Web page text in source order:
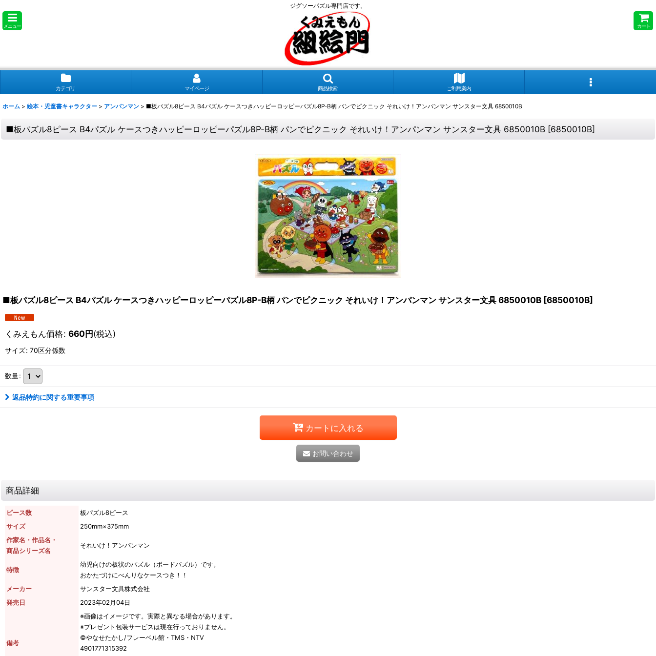
ジグソーパズル専門店です。
メニュー カート
カテゴリ マイページ 商品検索 ご利用案内
ホーム > 絵本・児童書キャラクター > アンパンマン > ■板パズル8ピース B4パズル ケースつきハッピーロッピーパズル8P-B柄 パンでピクニック それいけ！アンパンマン サンスター文具 6850010B
■板パズル8ピース B4パズル ケースつきハッピーロッピーパズル8P-B柄 パンでピクニック それいけ！アンパンマン サンスター文具 6850010B [6850010B]
■板パズル8ピース B4パズル ケースつきハッピーロッピーパズル8P-B柄 パンでピクニック それいけ！アンパンマン サンスター文具 6850010B [6850010B]
くみえもん価格: 660円(税込)
サイズ: 70区分係数
数量:
返品特約に関する重要事項
カートに入れる
お問い合わせ
商品詳細
ピース数
板パズル8ピース
サイズ
250mm×375mm
作家名・作品名・
商品シリーズ名
それいけ！アンパンマン
特徴
幼児向けの板状のパズル（ボードパズル）です。
おかたづけにべんりなケースつき！！
メーカー
サンスター文具株式会社
発売日
2023年02月04日
備考
※画像はイメージです。実際と異なる場合があります。
※プレゼント包装サービスは現在行っておりません。
©やなせたかし/フレーベル館・TMS・NTV
4901771315392